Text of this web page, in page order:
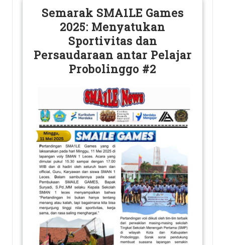
Semarak SMA1LE Games
2025: Menyatukan
Sportivitas dan
Persaudaraan antar Pelajar
Probolinggo #2